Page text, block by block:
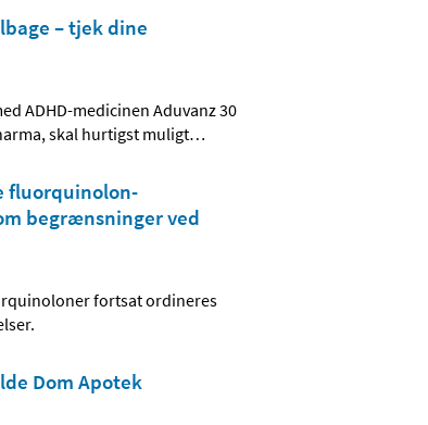
– tjek dine
ADHD-medicinen Aduvanz 30
skal hurtigst muligt…
fluorquinolon-
begrænsninger ved
fortsat ordineres
Dom Apotek